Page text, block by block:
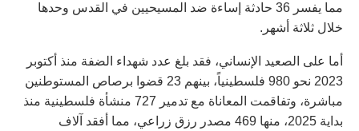
مما يفسر 36 حادثة إساءة ضد المسيحيين في القدس وحدها
خلال ثلاثة أشهر.
أما على الصعيد الإنساني، فقد بلغ عدد شهداء الضفة منذ أكتوبر
2023 نحو 980 فلسطينياً، بينهم 23 قضوا برصاص المستوطنين
مباشرة، وتفاقمت المعاناة مع تدمير 727 منشأة فلسطينية منذ
بداية 2025، منها 469 مصدر رزق زراعي، مما أفقد آلاف